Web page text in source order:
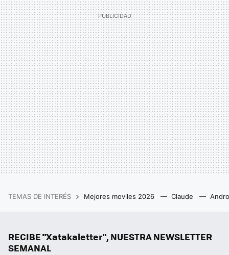
TEMAS DE INTERÉS Mejores moviles 2026 Claude
RECIBE "Xatakaletter", NUESTRA NEWSLETTER
SEMANAL